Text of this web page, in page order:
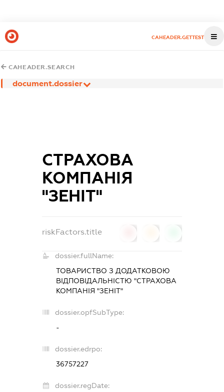
CAHEADER.GETTEST
CAHEADER.SEARCH
document.dossier
СТРАХОВА
КОМПАНІЯ
"ЗЕНІТ"
riskFactors.title
dossier.fullName:
ТОВАРИСТВО З ДОДАТКОВОЮ
ВІДПОВІДАЛЬНІСТЮ "СТРАХОВА
КОМПАНІЯ "ЗЕНІТ"
dossier.opfSubType:
-
dossier.edrpo:
36757227
dossier.regDate: